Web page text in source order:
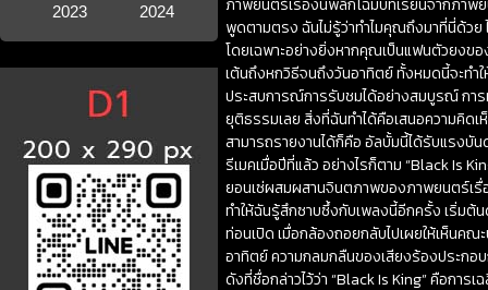
2023
2024
ภาพยนตร์เรื่องนี้พลิกโฉมบทเรียนจากภาพ
พูดตามตรง ฉันไม่รู้ว่าทำไมคุณถึงมาที่นี่ด้วย
โดยเฉพาะอย่างยิ่งหากคุณเป็นแฟนตัวยงข
เต้นถึงหกวิธีจนถึงวันอาทิตย์ ทั้งหมดนี้จะทำ
ประสบการณ์การรับชมได้อย่างสมบูรณ์ การ
ยุติธรรมเลย สิ่งที่ฉันทำได้คือเสนอความคิด
สามารถรายงานได้ก็คือ อัลบั้มนี้ได้รับแรงบั
รีเมคเมื่อปีที่แล้ว อย่างไรก็ตาม “Black Is
ยอนเซ่ผสมผสานจินตภาพของภาพยนตร์เรื่
ทำให้ฉันรู้สึกซาบซึ้งกับเพลงนี้อีกครั้ง เริ่มต้
ท่อนเปิด เมื่อกล้องถอยกลับไปเผยให้เห็นค
อาทิตย์ ความกลมกลืนของเสียงร้องประกอ
ดังที่ชื่อกล่าวไว้ว่า “Black Is King” คือการ